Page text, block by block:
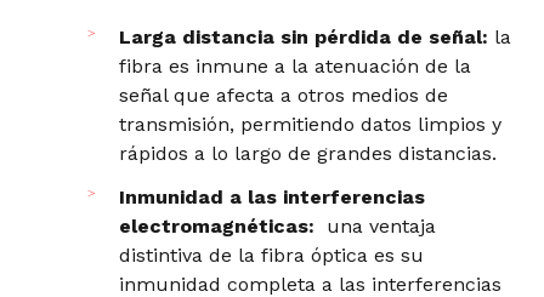
Larga distancia sin pérdida de señal: la
fibra es inmune a la atenuación de la
señal que afecta a otros medios de
transmisión, permitiendo datos limpios y
rápidos a lo largo de grandes distancias.
Inmunidad a las interferencias
electromagnéticas: una ventaja
distintiva de la fibra óptica es su
inmunidad completa a las interferencias